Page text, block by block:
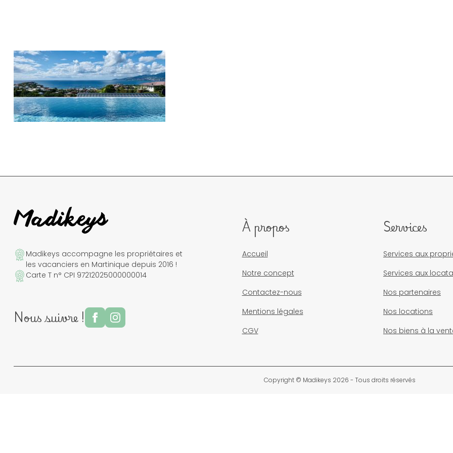
Madikeys accompagne les propriétaires et
les vacanciers en Martinique depuis 2016 !
Carte T n° CPI 97212025000000014
Nous suivre !
À propos
Accueil
Notre concept
Contactez-nous
Mentions légales
CGV
Services
Services aux
Services aux
Nos partenaires
Nos locations
Nos biens à la
Copyright © Madikeys 2026 - Tous droits réservés